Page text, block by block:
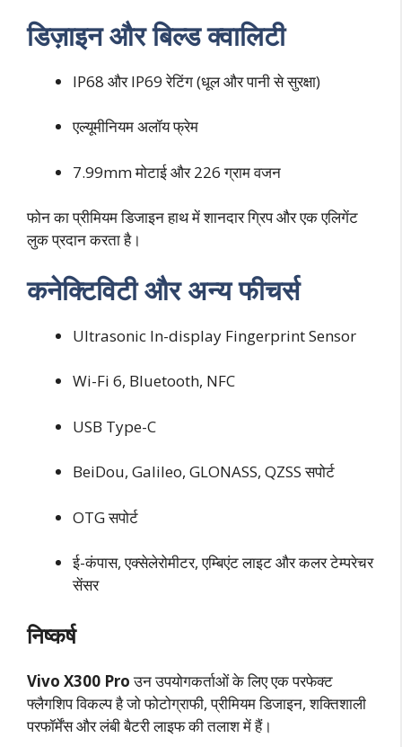
डिज़ाइन और बिल्ड क्वालिटी
IP68 और IP69 रेटिंग (धूल और पानी से सुरक्षा)
एल्यूमीनियम अलॉय फ्रेम
7.99mm मोटाई और 226 ग्राम वजन
फोन का प्रीमियम डिजाइन हाथ में शानदार ग्रिप और एक एलिगेंट
लुक प्रदान करता है।
कनेक्टिविटी और अन्य फीचर्स
Ultrasonic In-display Fingerprint Sensor
Wi-Fi 6, Bluetooth, NFC
USB Type-C
BeiDou, Galileo, GLONASS, QZSS सपोर्ट
OTG सपोर्ट
ई-कंपास, एक्सेलेरोमीटर, एम्बिएंट लाइट और कलर टेम्परेचर
सेंसर
निष्कर्ष
Vivo X300 Proउन उपयोगकर्ताओं के लिए एक परफेक्ट
फ्लैगशिप विकल्प है जो फोटोग्राफी, प्रीमियम डिजाइन, शक्तिशाली
परफॉर्मेंस और लंबी बैटरी लाइफ की तलाश में हैं।